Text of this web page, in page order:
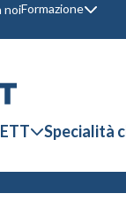
noiFormazione
Specialità